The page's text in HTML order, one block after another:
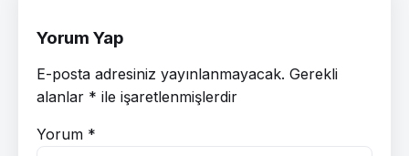
Yorum Yap
E-posta adresiniz yayınlanmayacak. Gerekli
alanlar * ile işaretlenmişlerdir
Yorum *